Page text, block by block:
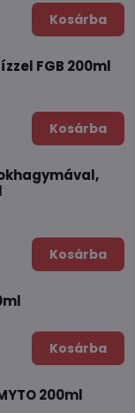
Kosárba
FGB 200ml
Kosárba
Kosárba
Kosárba
200ml